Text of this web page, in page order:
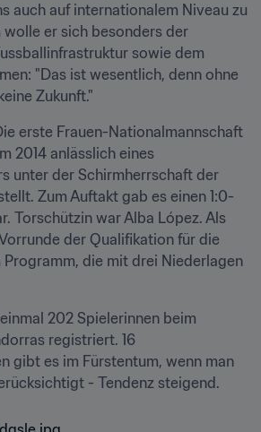
auch auf internationalem Niveau zu
wolle er sich besonders der
sowie dem
"Das ist wesentlich, denn ohne
Zukunft."
erste Frauen-Nationalmannschaft
2014 anlässlich eines
unter der Schirmherrschaft der
Zum Auftakt gab es einen 1:0-
Torschützin war Alba López. Als
der Qualifikation für die
Programm, die mit drei Niederlagen
202 Spielerinnen beim
registriert. 16
gibt es im Fürstentum, wenn man
- Tendenz steigend.